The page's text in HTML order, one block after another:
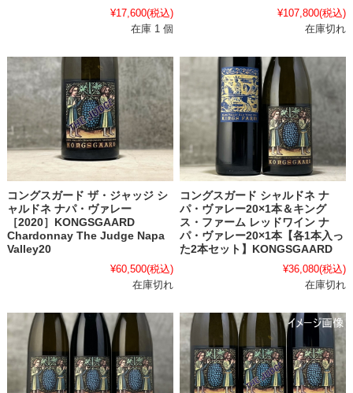
¥17,600(税込)
在庫 1 個
¥107,800(税込)
在庫切れ
コングスガード ザ・ジャッジ シ
ャルドネ ナパ・ヴァレー
［2020］KONGSGAARD
Chardonnay The Judge Napa
Valley20
¥60,500(税込)
在庫切れ
コングスガード シャルドネ ナ
パ・ヴァレー20×1本＆キング
ス・ファーム レッドワイン ナ
パ・ヴァレー20×1本【各1本入っ
た2本セット】KONGSGAARD
¥36,080(税込)
在庫切れ